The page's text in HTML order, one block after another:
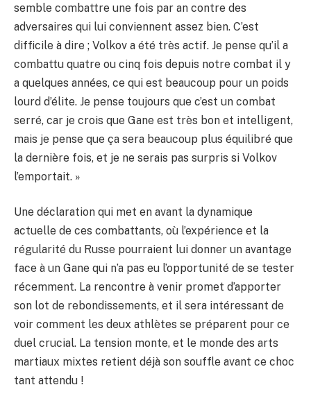
semble combattre une fois par an contre des
adversaires qui lui conviennent assez bien. C’est
difficile à dire ; Volkov a été très actif. Je pense qu’il a
combattu quatre ou cinq fois depuis notre combat il y
a quelques années, ce qui est beaucoup pour un poids
lourd d’élite. Je pense toujours que c’est un combat
serré, car je crois que Gane est très bon et intelligent,
mais je pense que ça sera beaucoup plus équilibré que
la dernière fois, et je ne serais pas surpris si Volkov
l’emportait. »
Une déclaration qui met en avant la dynamique
actuelle de ces combattants, où l’expérience et la
régularité du Russe pourraient lui donner un avantage
face à un Gane qui n’a pas eu l’opportunité de se tester
récemment. La rencontre à venir promet d’apporter
son lot de rebondissements, et il sera intéressant de
voir comment les deux athlètes se préparent pour ce
duel crucial. La tension monte, et le monde des arts
martiaux mixtes retient déjà son souffle avant ce choc
tant attendu !